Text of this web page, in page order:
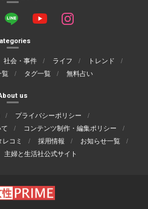
社会・事件 ライフ
トレンド
覧 タグ一覧 無料占い
us
プライバシーポリシー
コンテンツ制作・編集ポリシー
レコミ 採用情報
お知らせ一覧
主婦と生活社公式サイト